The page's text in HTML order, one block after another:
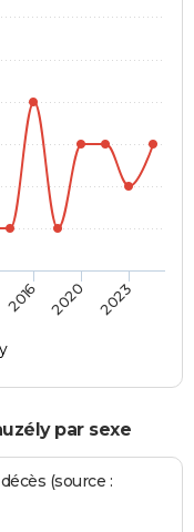
2016 2020 2023
par sexe
(source :